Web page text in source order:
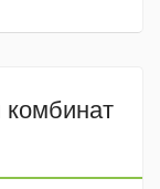
комбинат